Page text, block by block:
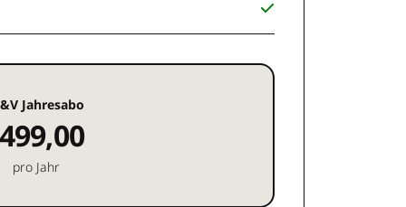
Jahresabo
499,00
pro Jahr